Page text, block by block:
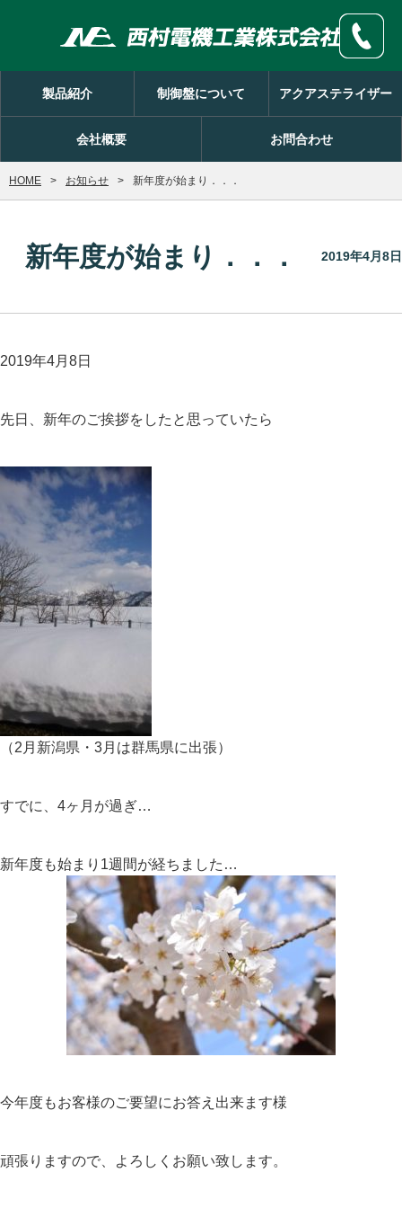
製品紹介 制御盤について アクアステライザー
会社概要 お問合わせ
HOME お知らせ 新年度が始まり．．．
新年度が始まり．．． 2019年4月8日
2019年4月8日
先日、新年のご挨拶をしたと思っていたら
（2月新潟県・3月は群馬県に出張）
すでに、4ヶ月が過ぎ…
新年度も始まり1週間が経ちました…
今年度もお客様のご要望にお答え出来ます様
頑張りますので、よろしくお願い致します。